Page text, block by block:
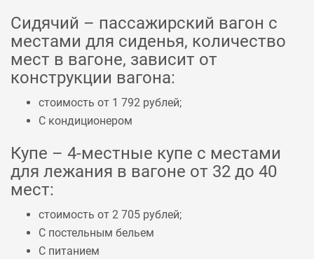
Сидячий – пассажирский вагон с
местами для сиденья, количество
мест в вагоне, зависит от
конструкции вагона:
стоимость от 1 792 рублей;
С кондиционером
Купе – 4-местные купе с местами
для лежания в вагоне от 32 до 40
мест:
стоимость от 2 705 рублей;
С постельным бельем
С питанием